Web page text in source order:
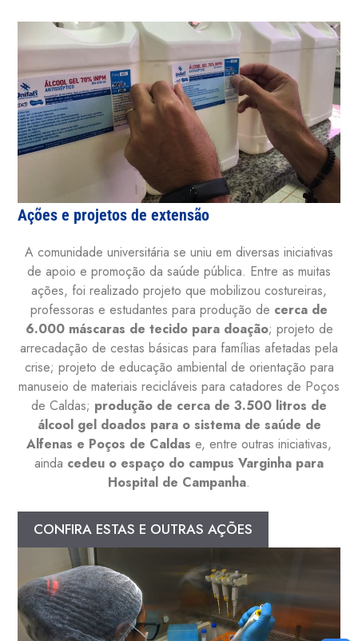
Ações e projetos de extensão
A comunidade universitária se uniu em diversas iniciativas
de apoio e promoção da saúde pública. Entre as muitas
ações, foi realizado projeto que mobilizou costureiras,
professoras e estudantes para produção de cerca de
6.000 máscaras de tecido para doação; projeto de
arrecadação de cestas básicas para famílias afetadas pela
crise; projeto de educação ambiental de orientação para
manuseio de materiais recicláveis para catadores de Poços
de Caldas; produção de cerca de 3.500 litros de
álcool gel doados para o sistema de saúde de
Alfenas e Poços de Caldas e, entre outras iniciativas,
ainda cedeu o espaço do campus Varginha para
Hospital de Campanha.
CONFIRA ESTAS E OUTRAS AÇÕES